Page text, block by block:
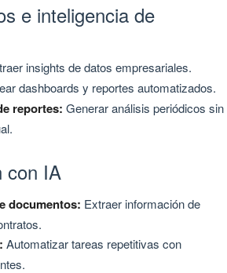
e inteligencia de
insights de datos empresariales.
dashboards y reportes automatizados.
reportes: Generar análisis periódicos sin
con IA
documentos: Extraer información de
Automatizar tareas repetitivas con